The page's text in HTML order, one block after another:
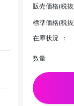
販売価格(税
標準価格(税
在庫状況
数量